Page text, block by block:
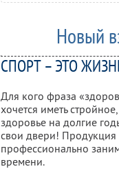
Новый
СПОРТ – ЭТО
Для кого фраза
хочется иметь
здоровье на долгие
свои двери! Продукция
профессионально
времени.